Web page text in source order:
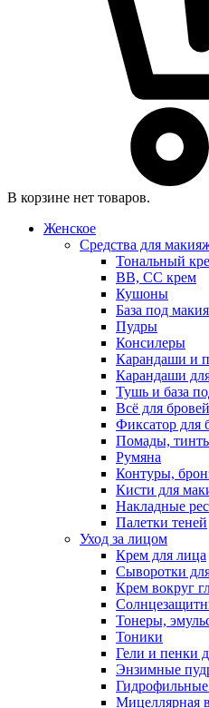
В корзине нет товаров.
Женское
Средства для
Тональный
BB, CC крем
Кушоны
База под
Пудры
Консилеры
Карандаши и
Карандаши
Тушь и база
Всё для бровей
Фиксатор для
Помады,
Румяна
Контуры,
Кисти для
Накладные
Палетки теней
Уход за лицом
Крем для лица
Сыворотки
Крем вокруг
Тонеры,
Тоники
Гели и пенки
Энзимные
Гидрофильные
Мицеллярная